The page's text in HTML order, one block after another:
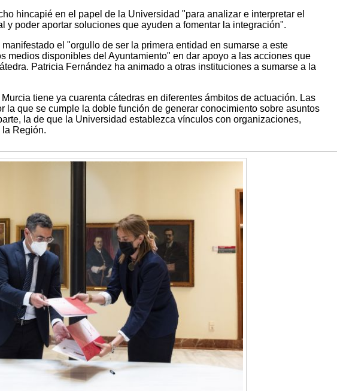
hincapié en el papel de la Universidad "para analizar e interpretar el
y poder aportar soluciones que ayuden a fomentar la integración".
el "orgullo de ser la primera entidad en sumarse a este
medios disponibles del Ayuntamiento" en dar apoyo a las acciones que
Patricia Fernández ha animado a otras instituciones a sumarse a la
tiene ya cuarenta cátedras en diferentes ámbitos de actuación. Las
la que se cumple la doble función de generar conocimiento sobre asuntos
la de que la Universidad establezca vínculos con organizaciones,
Región.